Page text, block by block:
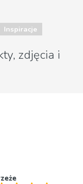
Inspiracje
zdjęcia i